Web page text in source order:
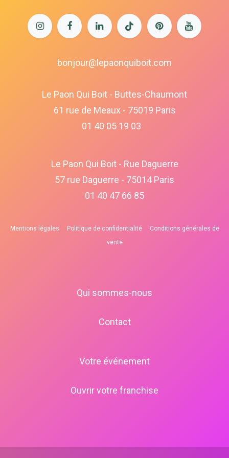
bonjour@lepaonquiboit.com
Le Paon Qui Boit - Buttes-Chaumont
61 rue de Meaux - 75019 Paris
01 40 05 19 03
Le Paon Qui Boit - Rue Daguerre
57 rue Daguerre - 75014 Paris
01 40 47 66 85
Mentions légales Politique de confidentialité
Conditions générales de
vente
Qui sommes-nous
Contact
Votre événement
Ouvrir votre franchise